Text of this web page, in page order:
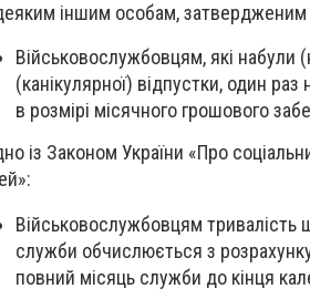
іншим особам, затвердженим
Військовослужбовцям, які набули
(канікулярної) відпустки, один
в розмірі місячного грошового
із Законом України «Про
Військовослужбовцям тривалість
служби обчислюється з
повний місяць служби до кінця